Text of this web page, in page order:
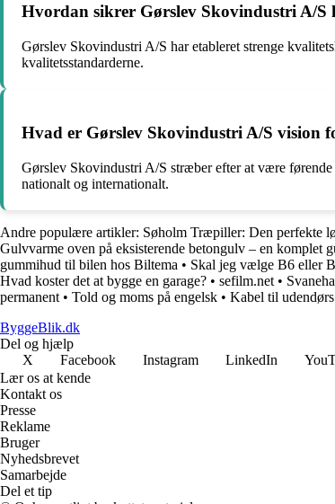
Hvordan sikrer Gørslev Skovindustri A/S
Gørslev Skovindustri A/S har etableret strenge
kvalitetsstandarderne.
Hvad er Gørslev Skovindustri A/S vision
Gørslev Skovindustri A/S stræber efter at være
nationalt og internationalt.
Andre populære artikler: Søholm Træpiller: Den perfekte
Gulvvarme oven på eksisterende betongulv – en komplet
gummihud til bilen hos Biltema • Skal jeg vælge B6 eller
Hvad koster det at bygge en garage? • sefilm.net •
permanent • Told og moms på engelsk • Kabel til
ByggeBlik.dk
Del og hjælp
X
Facebook Instagram LinkedIn
Lær os at kende
Kontakt os
Presse
Reklame
Bruger
Nyhedsbrevet
Samarbejde
Del et tip